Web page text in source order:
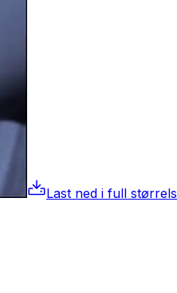
Last ned i full